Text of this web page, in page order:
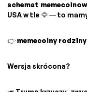
schemat
USA w tle 🦅 — to
👉 memecoiny
Wersja skrócona?